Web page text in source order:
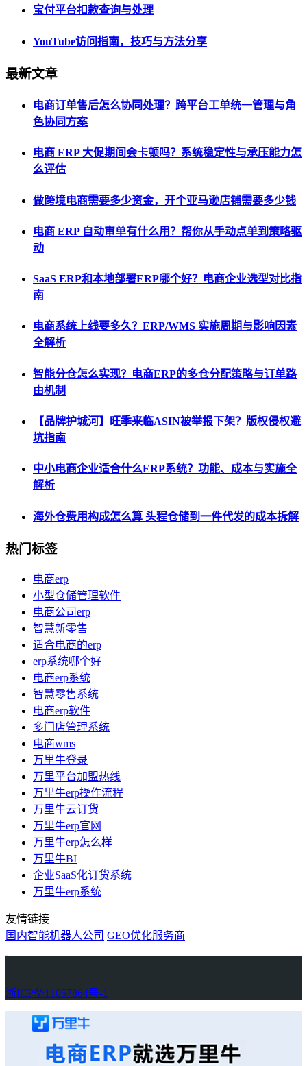
宝付平台扣款查询与处理
YouTube访问指南，技巧与方法分享
最新文章
电商订单售后怎么协同处理？跨平台工单统一管理与角
色协同方案
电商 ERP 大促期间会卡顿吗？系统稳定性与承压能力怎
么评估
做跨境电商需要多少资金，开个亚马逊店铺需要多少钱
电商 ERP 自动审单有什么用？帮你从手动点单到策略驱
动
SaaS ERP和本地部署ERP哪个好？电商企业选型对比指
南
电商系统上线要多久？ERP/WMS 实施周期与影响因素
全解析
智能分仓怎么实现？电商ERP的多仓分配策略与订单路
由机制
【品牌护城河】旺季来临ASIN被举报下架？版权侵权避
坑指南
中小电商企业适合什么ERP系统？功能、成本与实施全
解析
海外仓费用构成怎么算 头程仓储到一件代发的成本拆解
热门标签
电商erp
小型仓储管理软件
电商公司erp
智慧新零售
适合电商的erp
erp系统哪个好
电商erp系统
智慧零售系统
电商erp软件
多门店管理系统
电商wms
万里牛登录
万里平台加盟热线
万里牛erp操作流程
万里牛云订货
万里牛erp官网
万里牛erp怎么样
万里牛BI
企业SaaS化订货系统
万里牛erp系统
友情链接
国内智能机器人公司 GEO优化服务商
浙ICP备11057864号-1